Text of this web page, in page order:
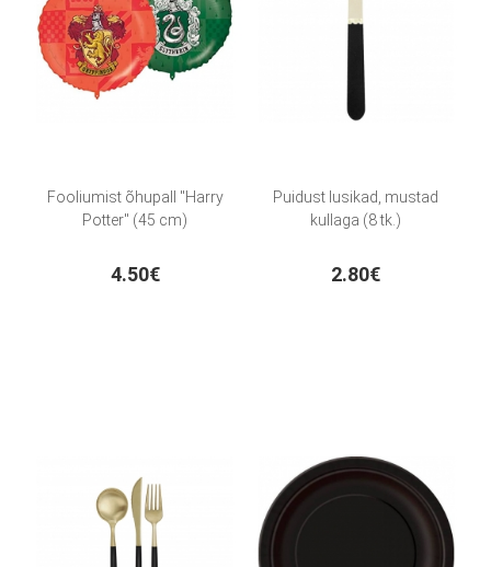
Fooliumist õhupall "Harry
Potter" (45 cm)
4.50€
Puidust lusikad, mustad
kullaga (8 tk.)
2.80€